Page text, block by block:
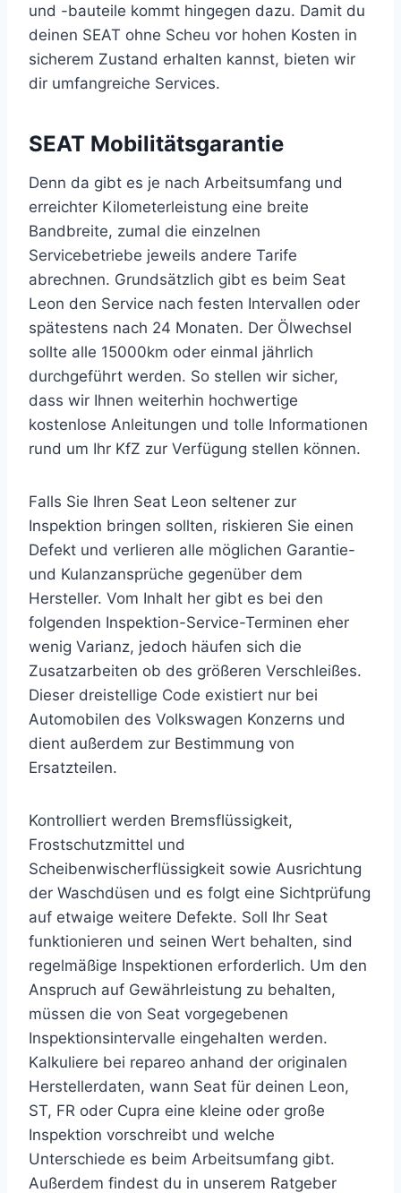
und -bauteile kommt hingegen dazu. Damit du
deinen SEAT ohne Scheu vor hohen Kosten in
sicherem Zustand erhalten kannst, bieten wir
dir umfangreiche Services.
SEAT Mobilitätsgarantie
Denn da gibt es je nach Arbeitsumfang und
erreichter Kilometerleistung eine breite
Bandbreite, zumal die einzelnen
Servicebetriebe jeweils andere Tarife
abrechnen. Grundsätzlich gibt es beim Seat
Leon den Service nach festen Intervallen oder
spätestens nach 24 Monaten. Der Ölwechsel
sollte alle 15000km oder einmal jährlich
durchgeführt werden. So stellen wir sicher,
dass wir Ihnen weiterhin hochwertige
kostenlose Anleitungen und tolle Informationen
rund um Ihr KfZ zur Verfügung stellen können.
Falls Sie Ihren Seat Leon seltener zur
Inspektion bringen sollten, riskieren Sie einen
Defekt und verlieren alle möglichen Garantie-
und Kulanzansprüche gegenüber dem
Hersteller. Vom Inhalt her gibt es bei den
folgenden Inspektion-Service-Terminen eher
wenig Varianz, jedoch häufen sich die
Zusatzarbeiten ob des größeren Verschleißes.
Dieser dreistellige Code existiert nur bei
Automobilen des Volkswagen Konzerns und
dient außerdem zur Bestimmung von
Ersatzteilen.
Kontrolliert werden Bremsflüssigkeit,
Frostschutzmittel und
Scheibenwischerflüssigkeit sowie Ausrichtung
der Waschdüsen und es folgt eine Sichtprüfung
auf etwaige weitere Defekte. Soll Ihr Seat
funktionieren und seinen Wert behalten, sind
regelmäßige Inspektionen erforderlich. Um den
Anspruch auf Gewährleistung zu behalten,
müssen die von Seat vorgegebenen
Inspektionsintervalle eingehalten werden.
Kalkuliere bei repareo anhand der originalen
Herstellerdaten, wann Seat für deinen Leon,
ST, FR oder Cupra eine kleine oder große
Inspektion vorschreibt und welche
Unterschiede es beim Arbeitsumfang gibt.
Außerdem findest du in unserem Ratgeber